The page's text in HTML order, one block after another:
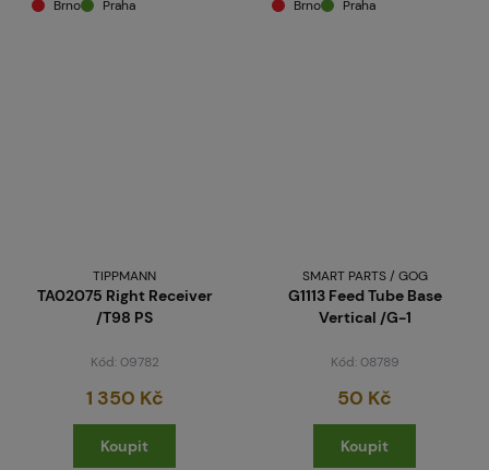
Brno
Praha
Brno
Praha
TIPPMANN
TA02075 Right Receiver
/T98 PS
Kód: 09782
1 350 Kč
Koupit
SMART PARTS / GOG
G1113 Feed Tube Base
Vertical /G-1
Kód: 08789
50 Kč
Koupit